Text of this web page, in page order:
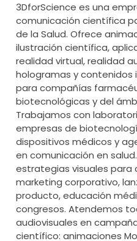
3DforScience es una
comunicación científica
de la Salud. Ofrece
ilustración científica,
realidad virtual, realidad
hologramas y contenidos
para compañías
biotecnológicas y del
Trabajamos con
empresas de
dispositivos médicos y
en comunicación en
estrategias visuales para
marketing corporativo,
producto, educación
congresos. Atendemos
audiovisuales en
científico: animaciones